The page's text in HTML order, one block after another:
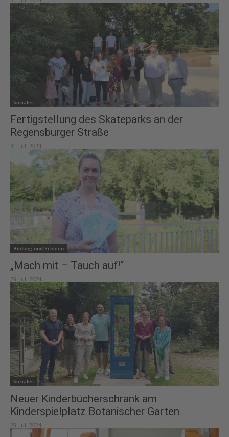
Soziales
Fertigstellung des Skateparks an der
Regensburger Straße
31. Juli 2024
Bildung und Schulen
„Mach mit – Tauch auf!“
29. Juli 2024
Soziales
Neuer Kinderbücherschrank am
Kinderspielplatz Botanischer Garten
29. Juli 2024